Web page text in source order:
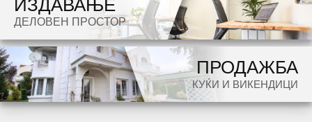
ИЗДАВАЊЕ
ДЕЛОВЕН ПРОСТОР
ПРОДАЖБА
КУЌИ И ВИКЕНДИЦИ